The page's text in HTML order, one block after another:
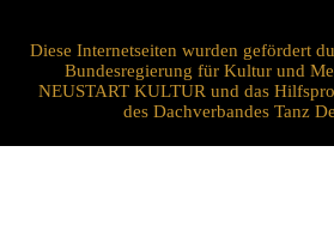
Diese Internetseiten wurden gefördert
Bundesregierung für Kultur und
NEUSTART KULTUR und das
des Dachverbandes Tanz